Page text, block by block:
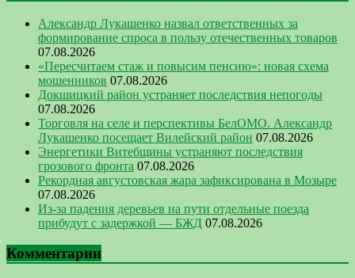
Александр Лукашенко назвал ответственных за
формирование спроса в пользу отечественных товаров
07.08.2026
«Пересчитаем стаж и повысим пенсию»: новая схема
мошенников 07.08.2026
Докшицкий район устраняет последствия непогоды
07.08.2026
Торговля на селе и перспективы БелОМО. Александр
Лукашенко посещает Вилейский район 07.08.2026
Энергетики Витебщины устраняют последствия
грозового фронта 07.08.2026
Рекордная августовская жара зафиксирована в Мозыре
07.08.2026
Из-за падения деревьев на пути отдельные поезда
прибудут с задержкой — БЖД 07.08.2026
Комментарии